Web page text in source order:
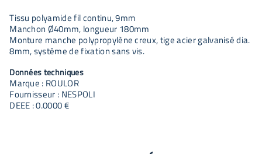
Tissu polyamide fil continu, 9mm
Manchon Ø40mm, longueur 180mm
Monture manche polypropylène creux, tige acier galvanisé dia.
8mm, système de fixation sans vis.
Données techniques
Marque : ROULOR
Fournisseur : NESPOLI
DEEE : 0.0000 €